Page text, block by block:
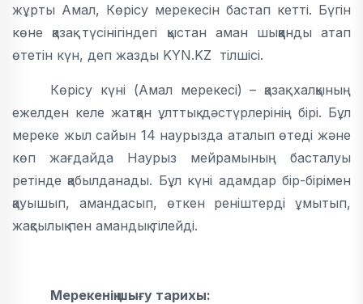
жұрты Амал, Көрісу мерекесін бастап кетті. Бүгін
көне қазақ түсінігіндегі қыстан аман шыққанды атап
өтетін күн, деп жазды KYN.KZ тілшісі.
Көрісу күні (Амал мерекесі) – қазақ халқының
ежелден келе жатқан ұлттық дәстүрлерінің бірі. Бұл
мереке жыл сайын 14 наурызда аталып өтеді және
көп жағдайда Наурыз мейрамының басталуы
ретінде қабылданады. Бұл күні адамдар бір-бірімен
қауышып, амандасып, өткен реніштерді ұмытып,
жақсылық пен амандық тілейді.
Мерекенің шығу тарихы: